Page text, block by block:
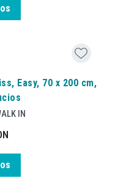
Easy, 70 x 200 cm,
IN